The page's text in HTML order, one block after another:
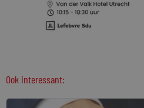
Ook interessant: